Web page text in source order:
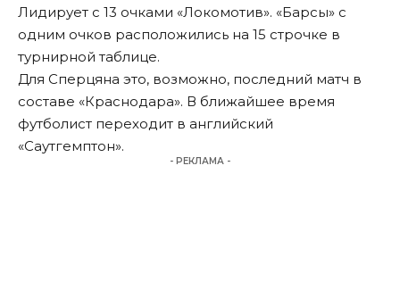
Лидирует с 13 очками «Локомотив». «Барсы» с
одним очков расположились на 15 строчке в
турнирной таблице.
Для Сперцяна это, возможно, последний матч в
составе «Краснодара». В ближайшее время
футболист переходит в английский
«Саутгемптон».
- РЕКЛАМА -